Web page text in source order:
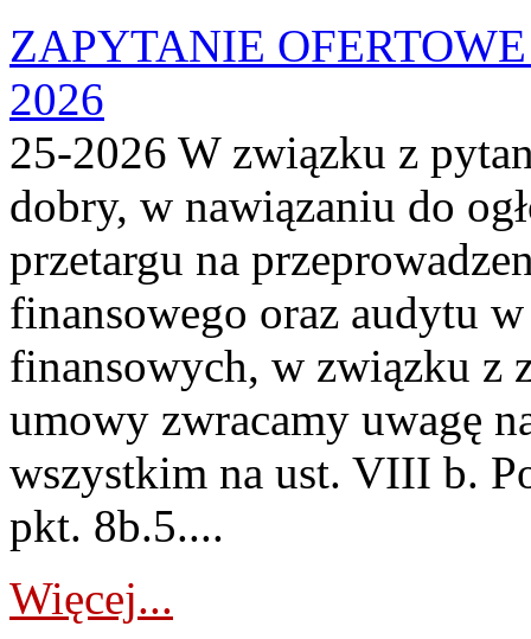
ZAPYTANIE
2026
25-2026 W związku z
dobry, w nawiązaniu do
przetargu na
finansowego oraz audytu
finansowych, w związku z
umowy zwracamy uwagę
wszystkim na ust. VIII b.
pkt. 8b.5....
Więcej...